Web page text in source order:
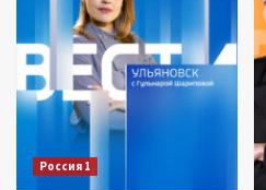
Россия 1